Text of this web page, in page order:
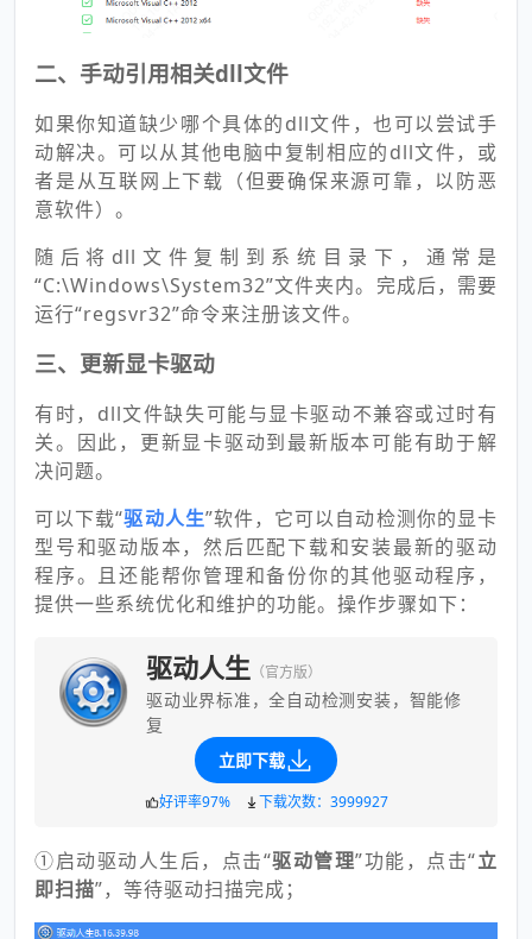
二、手动引用相关dll文件
如果你知道缺少哪个具体的dll文件，也可以尝试手
动解决。可以从其他电脑中复制相应的dll文件，或
者是从互联网上下载（但要确保来源可靠，以防恶
意软件）。
随后将dll文件复制到系统目录下，通常是
“C:\Windows\System32”文件夹内。完成后，需要
运行“regsvr32”命令来注册该文件。
三、更新显卡驱动
有时，dll文件缺失可能与显卡驱动不兼容或过时有
关。因此，更新显卡驱动到最新版本可能有助于解
决问题。
可以下载“驱动人生”软件，它可以自动检测你的显卡
型号和驱动版本，然后匹配下载和安装最新的驱动
程序。且还能帮你管理和备份你的其他驱动程序，
提供一些系统优化和维护的功能。操作步骤如下：
驱动人生 （官方版）
驱动业界标准，全自动检测安装，智能修
复
立即下载
好评率97% 下载次数：3999927
①启动驱动人生后，点击“驱动管理”功能，点击“立
即扫描”，等待驱动扫描完成；